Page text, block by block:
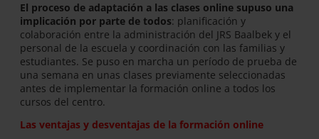
El proceso de adaptación a las clases online supuso una
implicación por parte de todos: planificación y
colaboración entre la administración del JRS Baalbek y el
personal de la escuela y coordinación con las familias y
estudiantes. Se puso en marcha un período de prueba de
una semana en unas clases previamente seleccionadas
antes de implementar la formación online a todos los
cursos del centro.
Las ventajas y desventajas de la formación online